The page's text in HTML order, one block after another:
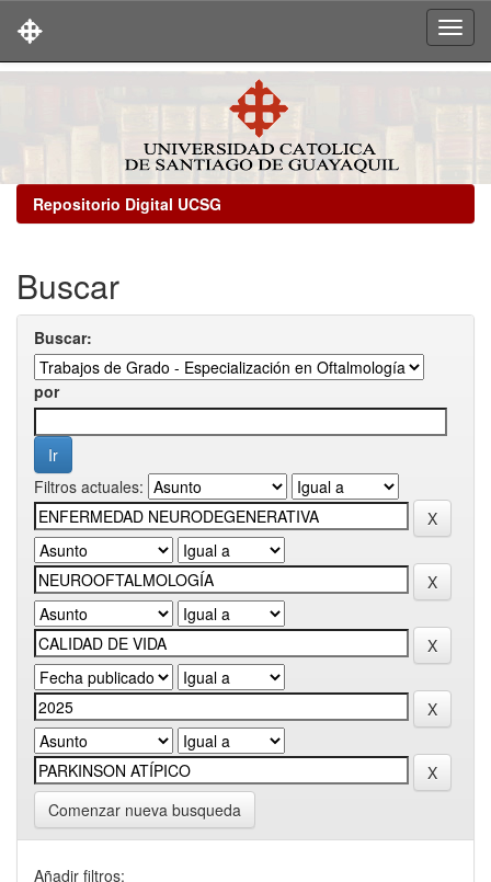
Repositorio Digital UCSG
Buscar
Buscar:
por
Filtros actuales:
Comenzar nueva busqueda
Añadir filtros: